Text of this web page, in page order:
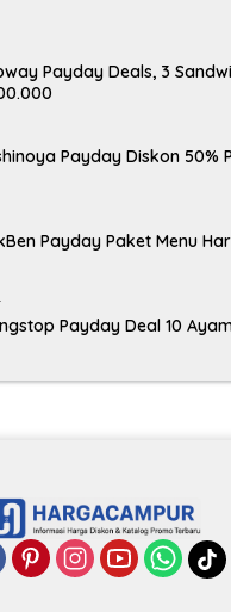
Payday Deals, 3
Payday Diskon 50%
Payday Paket Menu
Payday Deal 10